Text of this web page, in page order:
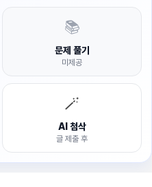
📚
문제 풀기
미제공
🪄
AI 첨삭
글 제출 후